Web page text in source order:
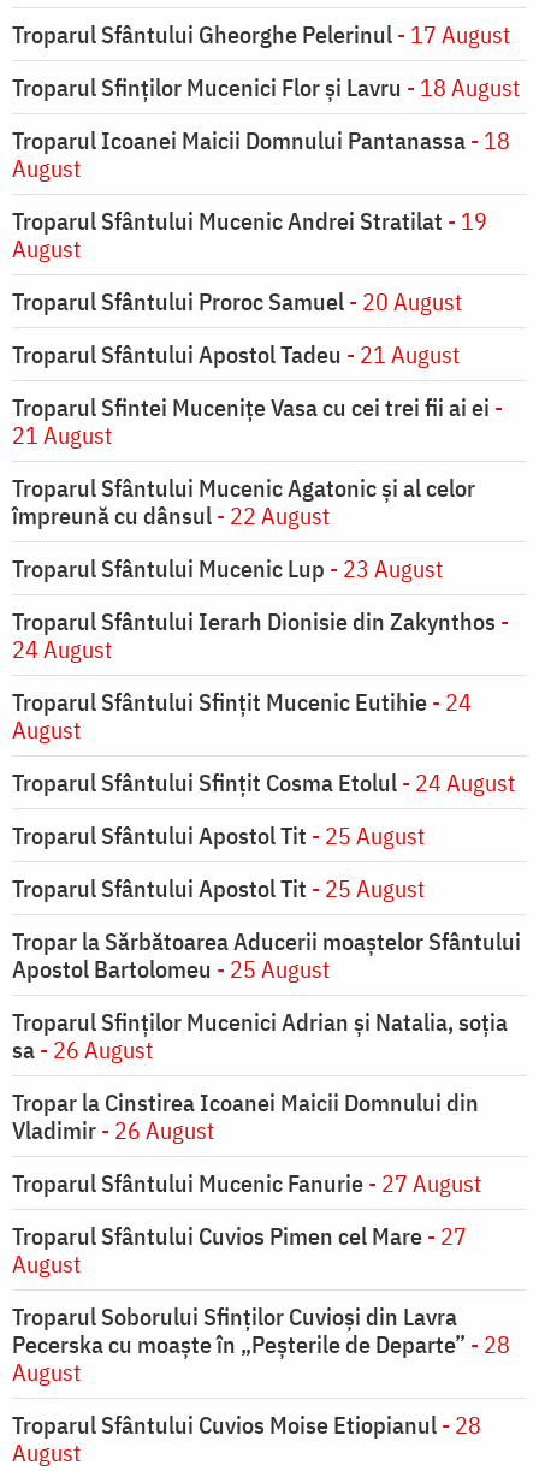
Troparul Sfântului Gheorghe Pelerinul- 17 August
Troparul Sfinţilor Mucenici Flor şi Lavru - 18 August
Troparul Icoanei Maicii Domnului Pantanassa- 18
August
Troparul Sfântului Mucenic Andrei Stratilat - 19
August
Troparul Sfântului Proroc Samuel- 20 August
Troparul Sfântului Apostol Tadeu - 21 August
Troparul Sfintei Muceniţe Vasa cu cei trei fii ai ei -
21 August
Troparul Sfântului Mucenic Agatonic şi al celor
împreună cu dânsul- 22 August
Troparul Sfântului Mucenic Lup - 23 August
Troparul Sfântului Ierarh Dionisie din Zakynthos -
24 August
Troparul Sfântului Sfinţit Mucenic Eutihie- 24
August
Troparul Sfântului Sfinţit Cosma Etolul- 24 August
Troparul Sfântului Apostol Tit - 25 August
Troparul Sfântului Apostol Tit - 25 August
Tropar la Sărbătoarea Aducerii moaştelor Sfântului
Apostol Bartolomeu - 25 August
Troparul Sfinţilor Mucenici Adrian şi Natalia, soţia
sa- 26 August
Tropar la Cinstirea Icoanei Maicii Domnului din
Vladimir- 26 August
Troparul Sfântului Mucenic Fanurie- 27 August
Troparul Sfântului Cuvios Pimen cel Mare- 27
August
Troparul Soborului Sfinților Cuvioși din Lavra
Pecerska cu moaște în „Peșterile de Departe” - 28
August
Troparul Sfântului Cuvios Moise Etiopianul- 28
August